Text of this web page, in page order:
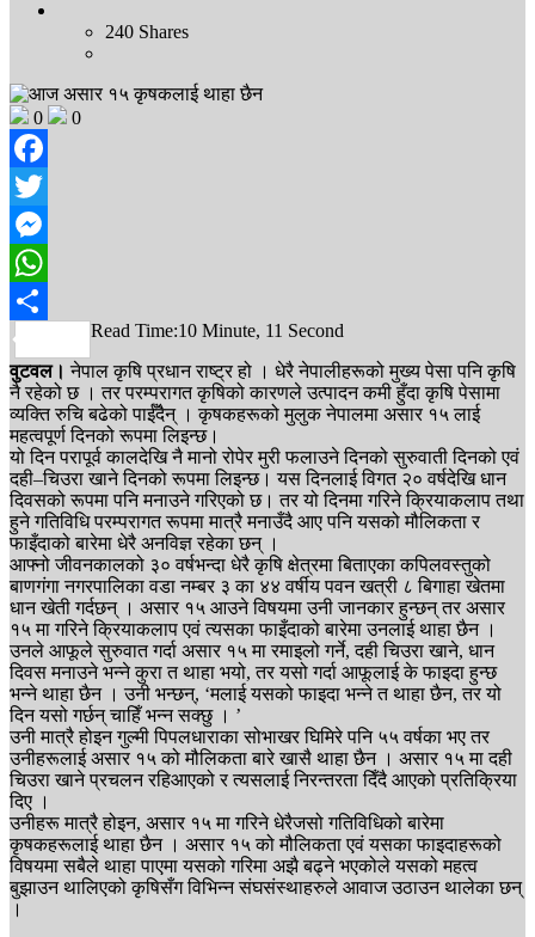
240 Shares
0 0
Facebook
Twitter
Messenger
WhatsApp
Share
Read Time:10 Minute, 11 Second
वुटवल। नेपाल कृषि प्रधान राष्ट्र हो । धेरै नेपालीहरूको मुख्य पेसा पनि कृषि
नै रहेको छ । तर परम्परागत कृषिको कारणले उत्पादन कमी हुँदा कृषि पेसामा
व्यक्ति रुचि बढेको पाईँदैन् । कृषकहरूको मुलुक नेपालमा असार १५ लाई
महत्वपूर्ण दिनको रूपमा लिइन्छ।
यो दिन परापूर्व कालदेखि नै मानो रोपेर मुरी फलाउने दिनको सुरुवाती दिनको एवं
दही–चिउरा खाने दिनको रूपमा लिइन्छ। यस दिनलाई विगत २० वर्षदेखि धान
दिवसको रूपमा पनि मनाउने गरिएको छ। तर यो दिनमा गरिने क्रियाकलाप तथा
हुने गतिविधि परम्परागत रूपमा मात्रै मनाउँदै आए पनि यसको मौलिकता र
फाइँदाको बारेमा धेरै अनविज्ञ रहेका छन् ।
आफ्नो जीवनकालको ३० वर्षभन्दा धेरै कृषि क्षेत्रमा बिताएका कपिलवस्तुको
बाणगंगा नगरपालिका वडा नम्बर ३ का ४४ वर्षीय पवन खत्री ८ बिगाहा खेतमा
धान खेती गर्दछन् । असार १५ आउने विषयमा उनी जानकार हुन्छन् तर असार
१५ मा गरिने क्रियाकलाप एवं त्यसका फाइँदाको बारेमा उनलाई थाहा छैन ।
उनले आफूले सुरुवात गर्दा असार १५ मा रमाइलो गर्ने, दही चिउरा खाने, धान
दिवस मनाउने भन्ने कुरा त थाहा भयो, तर यसो गर्दा आफूलाई के फाइदा हुन्छ
भन्ने थाहा छैन । उनी भन्छन्, ‘मलाई यसको फाइदा भन्ने त थाहा छैन, तर यो
दिन यसो गर्छन् चाहिँ भन्न सक्छु । ’
उनी मात्रै होइन गुल्मी पिपलधाराका सोभाखर घिमिरे पनि ५५ वर्षका भए तर
उनीहरूलाई असार १५ को मौलिकता बारे खासै थाहा छैन । असार १५ मा दही
चिउरा खाने प्रचलन रहिआएको र त्यसलाई निरन्तरता दिँदै आएको प्रतिक्रिया
दिए ।
उनीहरू मात्रै होइन, असार १५ मा गरिने धेरैजसो गतिविधिको बारेमा
कृषकहरूलाई थाहा छैन । असार १५ को मौलिकता एवं यसका फाइदाहरूको
विषयमा सबैले थाहा पाएमा यसको गरिमा अझै बढ्ने भएकोले यसको महत्व
बुझाउन थालिएको कृषिसँग विभिन्न संघसंस्थाहरुले आवाज उठाउन थालेका छन्
।